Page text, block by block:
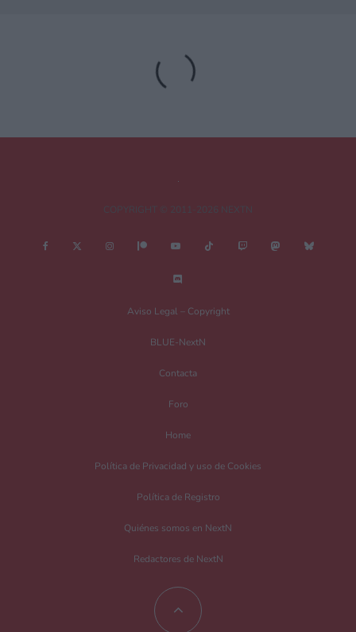
Tu dirección de correo electrónico no será publicada.
obligatorios están marcados con*
Guarda mi nombre, correo electrónico y web en este navegador para la
Recibir un correo electrónico con cada nueva entrada.
Aviso Legal – Copyright
BLUE-NextN
Contacta
Foro
Home
Política de Privacidad y uso de Cookies
Política de Registro
Quiénes somos en NextN
Redactores de NextN